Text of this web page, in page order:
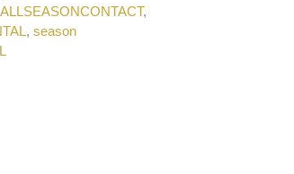
ALLSEASONCONTACT,
,season